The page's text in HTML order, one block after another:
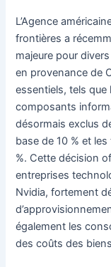
L’Agence
frontières a
majeure pour
en provenance de
essentiels, tels
composants
désormais exclus
base de 10 % et
%. Cette décision
entreprises
Nvidia, fortement
également les
des coûts des